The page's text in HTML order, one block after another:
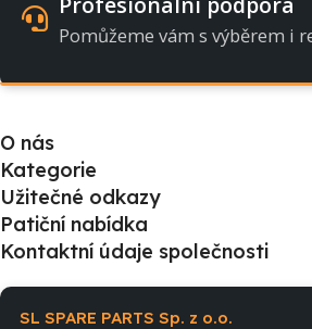
Pomůžeme vám s výběrem i
O nás
Kategorie
Užitečné odkazy
Patiční nabídka
Kontaktní údaje společnosti
SL SPARE PARTS Sp. z o.o.